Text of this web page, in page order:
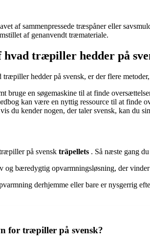
af sammenpressede træspåner eller
af genanvendt træmateriale.
hvad træpiller hedder på
hedder på svensk, er der flere
bruge en søgemaskine til at finde
kan være en nyttig ressource til at finde
du kender nogen, der taler svensk, kan du
på svensk träpellets . Så næste gang
og bæredygtig opvarmningsløsning, der
derhjemme eller bare er nysgerrig
for træpiller på svensk?